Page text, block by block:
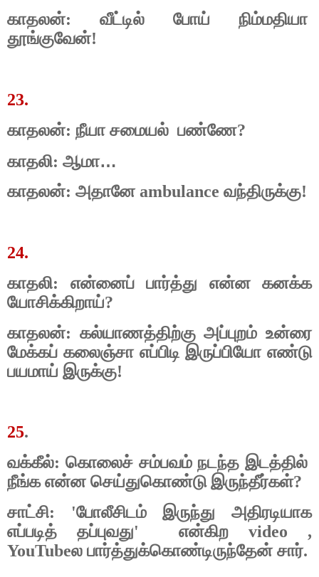
காதலன்: வீட்டில் போய் நிம்மதியா
தூங்குவேன்!
23.
காதலன்: நீயா சமையல் பண்ணே?
காதலி: ஆமா…
காதலன்: அதானே ambulance வந்திருக்கு!
24.
காதலி: என்னைப் பார்த்து என்ன கனக்க
யோசிக்கிறாய்?
காதலன்: கல்யாணத்திற்கு அப்புறம் உன்ரை
மேக்கப் கலைஞ்சா எப்பிடி இருப்பியோ எண்டு
பயமாய் இருக்கு!
25.
வக்கீல்: கொலைச் சம்பவம் நடந்த இடத்தில்
நீங்க என்ன செய்துகொண்டு இருந்தீர்கள்?
சாட்சி: 'போலீசிடம் இருந்து அதிரடியாக
எப்படித் தப்புவது'
என்கிற video ,
YouTubeல பார்த்துக்கொண்டிருந்தேன் சார்.